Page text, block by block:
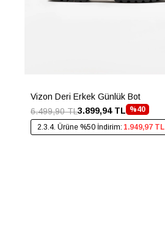
Vizon Deri Erkek Günlük Bot
%40
3.899,94 TL
6.499,90 TL
2.3.4. Ürüne %50 İndirim: 1.949,97 TL